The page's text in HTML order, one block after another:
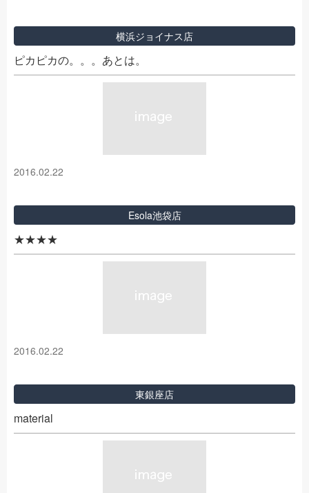
横浜ジョイナス店
ピカピカの。。。あとは。
2016.02.22
Esola池袋店
★★★★
2016.02.22
東銀座店
material